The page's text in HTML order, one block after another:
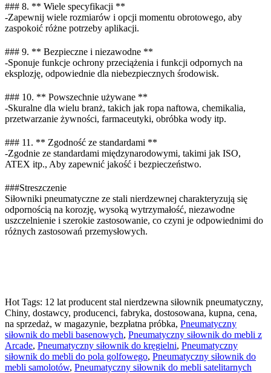
### 8. ** Wiele specyfikacji **
-Zapewnij wiele rozmiarów i opcji momentu obrotowego, aby
zaspokoić różne potrzeby aplikacji.
### 9. ** Bezpieczne i niezawodne **
-Sponuje funkcje ochrony przeciążenia i funkcji odpornych na
eksplozję, odpowiednie dla niebezpiecznych środowisk.
### 10. ** Powszechnie używane **
-Skuralne dla wielu branż, takich jak ropa naftowa, chemikalia,
przetwarzanie żywności, farmaceutyki, obróbka wody itp.
### 11. ** Zgodność ze standardami **
-Zgodnie ze standardami międzynarodowymi, takimi jak ISO,
ATEX itp., Aby zapewnić jakość i bezpieczeństwo.
###Streszczenie
Siłowniki pneumatyczne ze stali nierdzewnej charakteryzują się
odpornością na korozję, wysoką wytrzymałość, niezawodne
uszczelnienie i szerokie zastosowanie, co czyni je odpowiednimi do
różnych zastosowań przemysłowych.
Hot Tags: 12 lat producent stal nierdzewna siłownik pneumatyczny,
Chiny, dostawcy, producenci, fabryka, dostosowana, kupna, cena,
na sprzedaż, w magazynie, bezpłatna próbka, Pneumatyczny
siłownik do mebli basenowych, Pneumatyczny siłownik do mebli z
Arcade, Pneumatyczny siłownik do kręgielni, Pneumatyczny
siłownik do mebli do pola golfowego, Pneumatyczny siłownik do
mebli samolotów, Pneumatyczny siłownik do mebli satelitarnych